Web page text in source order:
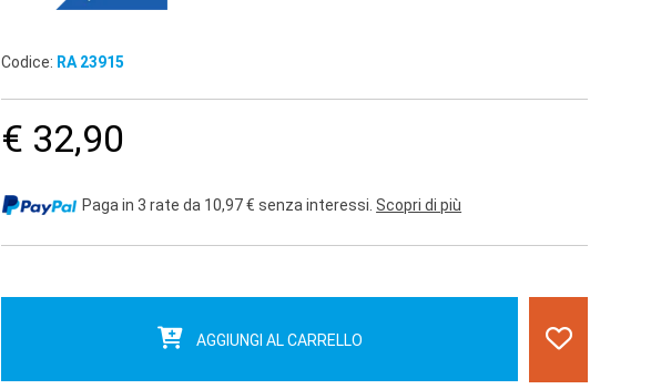
Codice: RA 23915
€ 32,90
Paga in 3 rate da 10,97 € senza interessi.Scopri di più
AGGIUNGI AL CARRELLO